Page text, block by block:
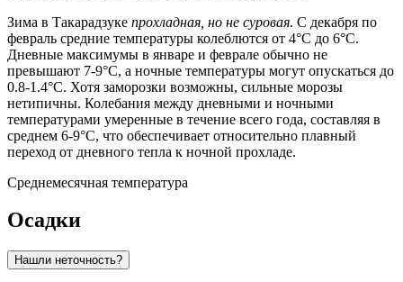
Зима в Такарадзуке прохладная, но не суровая. С декабря по
февраль средние температуры колеблются от 4°C до 6°C.
Дневные максимумы в январе и феврале обычно не
превышают 7-9°C, а ночные температуры могут опускаться до
0.8-1.4°C. Хотя заморозки возможны, сильные морозы
нетипичны. Колебания между дневными и ночными
температурами умеренные в течение всего года, составляя в
среднем 6-9°C, что обеспечивает относительно плавный
переход от дневного тепла к ночной прохладе.
Среднемесячная температура
Осадки
Нашли неточность?